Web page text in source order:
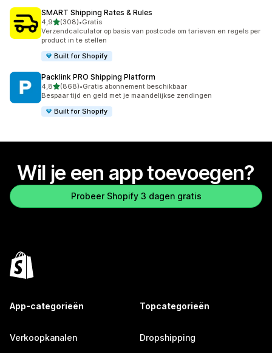
SMART Shipping Rates & Rules
4,9van 5 sterren
(308)
308 recensies in totaal
•Gratis
Verzendcalculator op basis van postcode om tarieven en regels per
product in te stellen
Built for Shopify
Packlink PRO Shipping Platform
4,8van 5 sterren
(868)
868 recensies in totaal
•Gratis abonnement beschikbaar
Bespaar tijd en geld met je maandelijkse zendingen
Built for Shopify
Wil je een app toevoegen?
Probeer Shopify 3 dagen gratis
App-categorieën
Verkoopkanalen
Topcategorieën
Dropshipping